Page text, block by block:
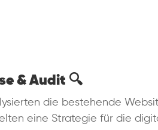
& Audit 🔍
die bestehende
eine Strategie für die